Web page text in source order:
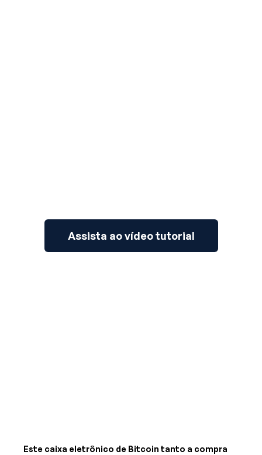
Assista ao vídeo tutorial
Este caixa eletrônico de Bitcoin tanto a compra